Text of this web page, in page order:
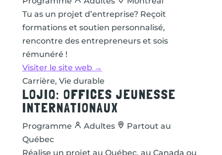
Tu as un projet d’entreprise? Reçoit
formations et soutien personnalisé,
rencontre des entrepreneurs et sois
rémunéré !
Visiter le site web →
Carrière, Vie durable
LOJIQ: OFFICES JEUNESSE
INTERNATIONAUX
Programme Adultes
Partout au
Québec
Réalise un projet au Québec, au Canada ou